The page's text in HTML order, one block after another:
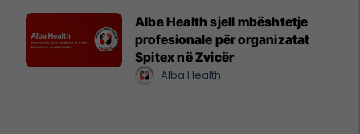
Alba Health sjell mbështetje
profesionale për organizatat
Spitex në Zvicër
Alba Health